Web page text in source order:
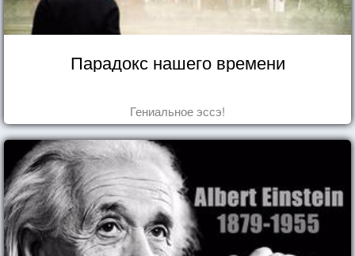
Парадокс нашего времени
Гениальное эссэ!